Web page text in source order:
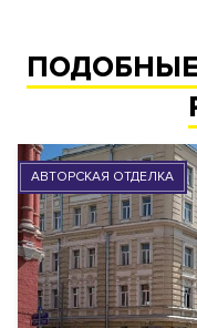
АВТОРСКАЯ ОТДЕЛКА